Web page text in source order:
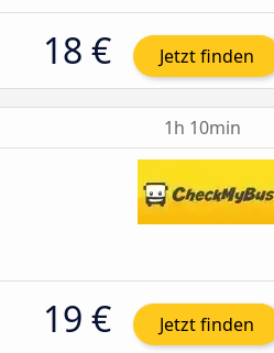
18 € Jetzt finden
1h 10min
19 € Jetzt finden